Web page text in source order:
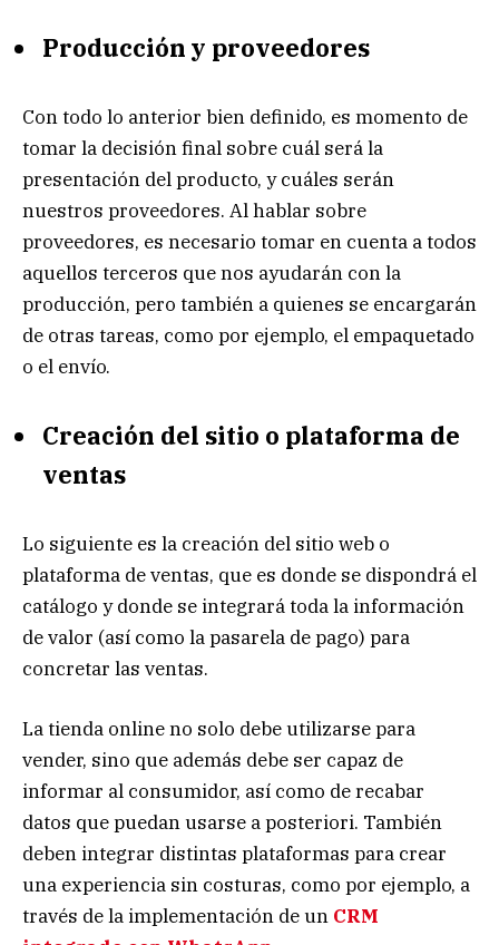
Producción y proveedores
Con todo lo anterior bien definido, es momento de
tomar la decisión final sobre cuál será la
presentación del producto, y cuáles serán
nuestros proveedores. Al hablar sobre
proveedores, es necesario tomar en cuenta a todos
aquellos terceros que nos ayudarán con la
producción, pero también a quienes se encargarán
de otras tareas, como por ejemplo, el empaquetado
o el envío.
Creación del sitio o plataforma de
ventas
Lo siguiente es la creación del sitio web o
plataforma de ventas, que es donde se dispondrá el
catálogo y donde se integrará toda la información
de valor (así como la pasarela de pago) para
concretar las ventas.
La tienda online no solo debe utilizarse para
vender, sino que además debe ser capaz de
informar al consumidor, así como de recabar
datos que puedan usarse a posteriori. También
deben integrar distintas plataformas para crear
una experiencia sin costuras, como por ejemplo, a
través de la implementación de un CRM